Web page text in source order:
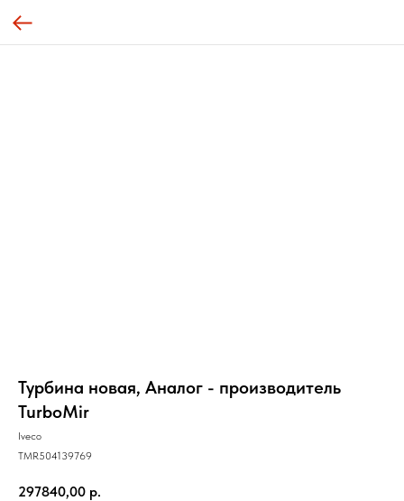
Турбина новая, Аналог - производитель
TurboMir
Iveco
TMR504139769
297840,00 р.